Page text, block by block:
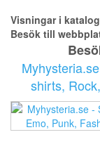
Visningar i
Besök till
shirts,